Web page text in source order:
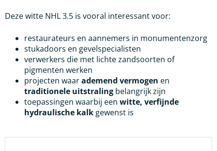
Deze witte NHL 3.5 is vooral interessant voor:
restaurateurs en aannemers in monumentenzorg
stukadoors en gevelspecialisten
verwerkers die met lichte zandsoorten of
pigmenten werken
projecten waarademend vermogen en
traditionele uitstraling belangrijk zijn
toepassingen waarbij een witte, verfijnde
hydraulische kalk gewenst is